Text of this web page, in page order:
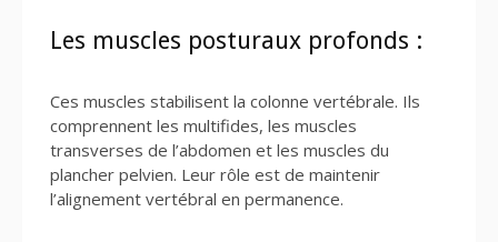
Les muscles posturaux profonds :
Ces muscles stabilisent la colonne vertébrale. Ils
comprennent les multifides, les muscles
transverses de l’abdomen et les muscles du
plancher pelvien. Leur rôle est de maintenir
l’alignement vertébral en permanence.